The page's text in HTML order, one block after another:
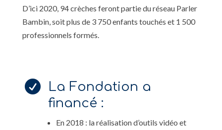
D’ici 2020, 94 crèches feront partie du réseau Parler
Bambin, soit plus de 3 750 enfants touchés et 1 500
professionnels formés.

La Fondation a
financé :
En 2018 : la réalisation d’outils vidéo et